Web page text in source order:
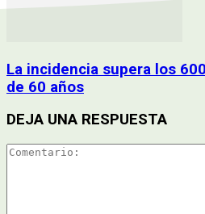
La incidencia supera los
de 60 años
DEJA UNA RESPUESTA